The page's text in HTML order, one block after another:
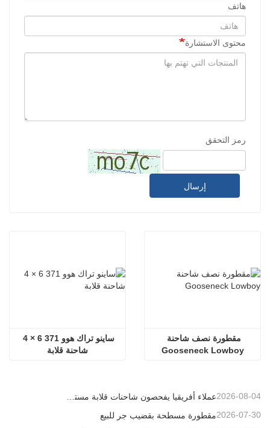
هاتف
محتوى الاستشارة
رمز التحقق
إرسال
شاحنة قلابة
Gooseneck Lowboy
2026-08-04
مقطورة مسطحة بقضيب جر للبيع2026-07-30